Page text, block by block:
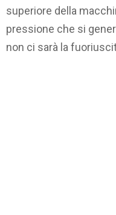
superiore della
pressione che si
non ci sarà la